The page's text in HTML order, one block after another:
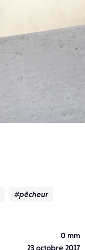
#pêcheur
0 mm
23 octobre 2017